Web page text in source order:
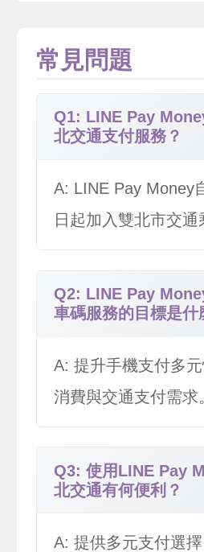
常見問題
Q1: LINE Pay
北交通支付服務？
A: LINE Pay Money
日起加入雙北市交通
Q2: LINE Pay
車碼服務的目標是什
A: 提升手機支付多
消費與交通支付需求
Q3: 使用LINE Pay
北交通有何便利？
A: 提供多元支付選